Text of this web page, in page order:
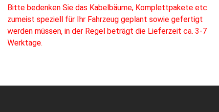
Bitte bedenken Sie das Kabelbäume, Komplettpakete etc.
zumeist speziell für Ihr Fahrzeug geplant sowie gefertigt
werden müssen, in der Regel beträgt die Lieferzeit ca. 3-7
Werktage.